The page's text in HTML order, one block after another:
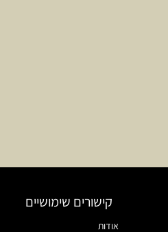
קישורים שימושיים
אודות